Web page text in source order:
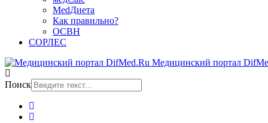
MedДиета
Как правильно?
ОСВН
СОРЛЕС
Медицинский портал
Поиск